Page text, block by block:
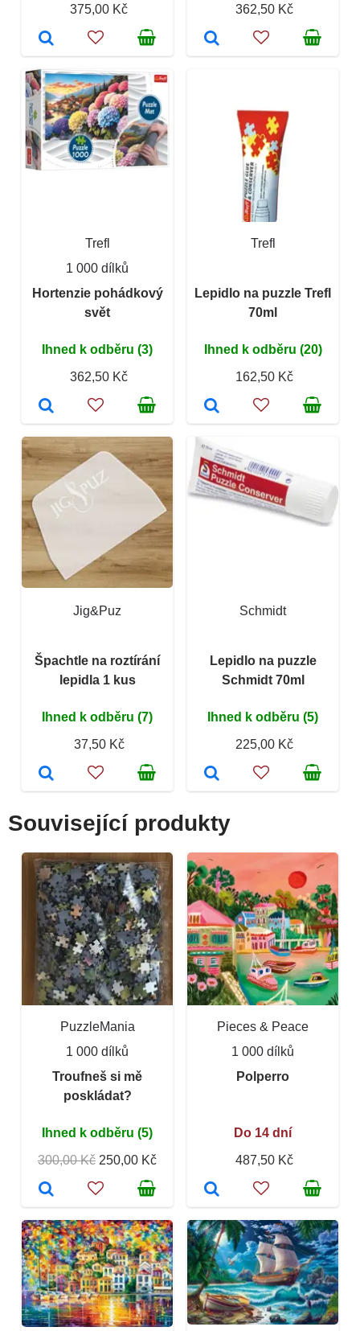
375,00 Kč 362,50 Kč
Trefl
1 000 dílků
Hortenzie pohádkový
svět
Ihned k odběru (3)
362,50 Kč
Trefl
Lepidlo na puzzle Trefl
70ml
Ihned k odběru (20)
162,50 Kč
Jig&Puz
Špachtle na roztírání
lepidla 1 kus
Ihned k odběru (7)
37,50 Kč
Schmidt
Lepidlo na puzzle
Schmidt 70ml
Ihned k odběru (5)
225,00 Kč
Související produkty
PuzzleMania
1 000 dílků
Troufneš si mě
poskládat?
Ihned k odběru (5)
300,00 Kč 250,00 Kč
Pieces & Peace
1 000 dílků
Polperro
Do 14 dní
487,50 Kč